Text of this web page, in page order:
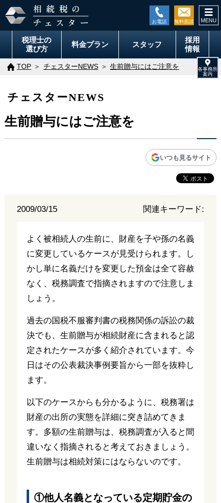
税理士の
選び方
料金プラン スタッフ
採用
情報
TOP チェスターNEWS 生前贈与にはご注意を
チェスターNEWS
生前贈与にはご注意を
いつも見るサイト
2009/03/15 関連キーワード:
よく被相続人の生前に、財産を子や孫の名義
に変更しているケースが見受けられます。し
かし単に名義だけを変更した預金は全て容赦
なく、税務調査で指摘されますので注意しま
しょう。
過去の国税不服審判書の税務関係の訴訟の裁
決でも、生前贈与が相続財産に含まれると認
定されたケースが多く紹介されています。今
日はその公表裁決事例要旨から一部を抜粋し
ます。
以下のケースからも分かるように、税務署は
財産の出所の実態を詳細に突き詰めてきま
す。多額の生前贈与は、税務調査が入ると間
違いなく指摘されると考えておきましょう。
生前贈与は相続対策にはならないのです。
①他人名義となっている定期貯金の